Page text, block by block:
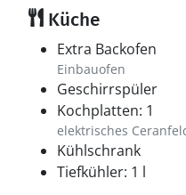
Küche
Extra Backofen
Einbauofen
Geschirrspüler
Kochplatten: 1
elektrisches
Kühlschrank
Tiefkühler: 1 l